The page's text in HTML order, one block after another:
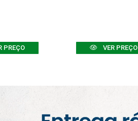
PREÇO VER PREÇO